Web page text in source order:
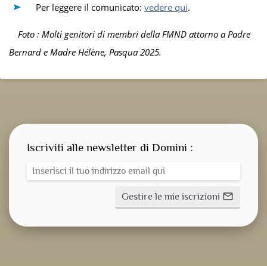
Per leggere il comunicato: vedere qui.
Foto : Molti genitori di membri della FMND attorno a Padre
Bernard e Madre Hélène, Pasqua2025.
Iscriviti alle newsletter di Domini :
Gestire le mie iscrizioni mail_outline